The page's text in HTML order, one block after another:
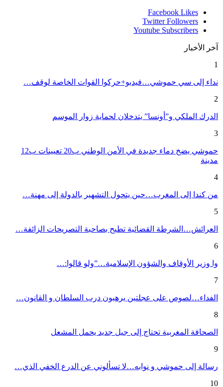
Facebook Likes
Twitter Followers
Youtube Subscribers
آخر الأخبار
1
نداء إلى سي حموشي…فيديو+حركوا القوات الخاصة لوقف…
2
الدرك الملكي و”أونسا” يتدخلان لحماية زوار الموسم
3
حموشي يضخ دماء جديدة في الأمن الوطني ب20 تعيينات ب12
مدينة
4
من كندا إلى المغرب…حين يتحول التشهير بالدولة إلى مهنة…
5
العرائش…الشرطة القضائية تطيح بصاحبة التصريحات الزائفة…
6
وا وزير الأوقاف والشؤون الإسلامية…”ولو قالوا:…
7
الفداء…لصوص على عجلتين يرهبون درب السلطان و القانون…
8
الصحافة المغربية تحتاج إلى جيل جديد يحمل المشعل
9
رسالة إلى حموشي و نوابه…لا تسألوني عن الدرع الخفي الذي…
10